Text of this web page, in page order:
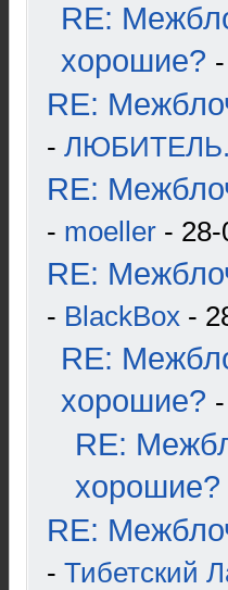
RE:
хорошие? -
RE:
-
RE:
- moeller -
RE:
- BlackBox -
RE:
хорошие? -
RE:
хорошие?
RE:
- Тибетский